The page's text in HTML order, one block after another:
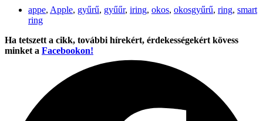
appe, Apple, gyűrű, gyűűr, iring, okos, okosgyűrű, ring, smart
ring
Ha tetszett a cikk, további hírekért, érdekességekért kövess
minket a Facebookon!